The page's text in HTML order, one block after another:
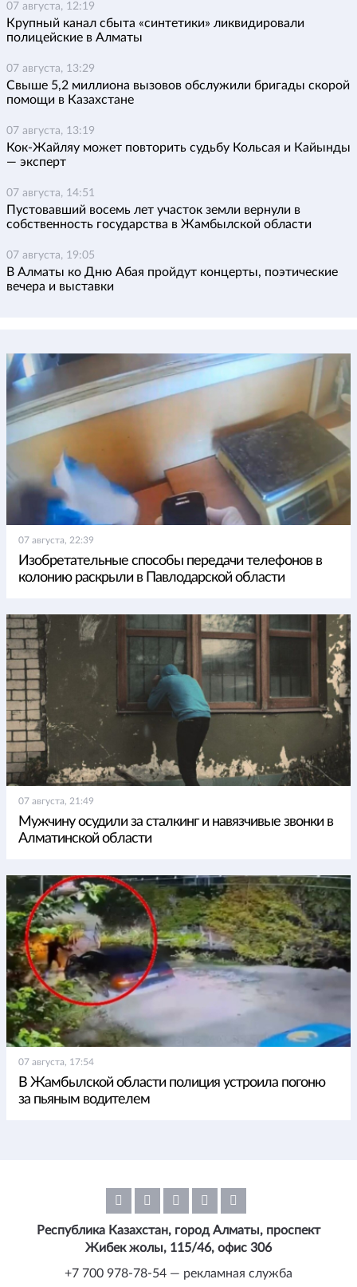
07 августа, 12:19
Крупный канал сбыта «синтетики» ликвидировали
полицейские в Алматы
07 августа, 13:29
Свыше 5,2 миллиона вызовов обслужили бригады скорой
помощи в Казахстане
07 августа, 13:19
Кок-Жайляу может повторить судьбу Кольсая и Кайынды
— эксперт
07 августа, 14:51
Пустовавший восемь лет участок земли вернули в
собственность государства в Жамбылской области
07 августа, 19:05
В Алматы ко Дню Абая пройдут концерты, поэтические
вечера и выставки
07 августа, 22:39
Изобретательные способы передачи телефонов в
колонию раскрыли в Павлодарской области
07 августа, 21:49
Мужчину осудили за сталкинг и навязчивые звонки в
Алматинской области
07 августа, 17:54
В Жамбылской области полиция устроила погоню
за пьяным водителем
Республика Казахстан, город Алматы, проспект
Жибек жолы, 115/46, офис 306
+7 700 978-78-54 — рекламная служба